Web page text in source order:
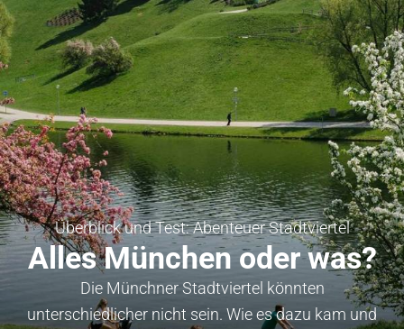
Überblick und Test: Abenteuer Stadtviertel
Alles München oder was?
Die Münchner Stadtviertel könnten
unterschiedlicher nicht sein. Wie es dazu kam und